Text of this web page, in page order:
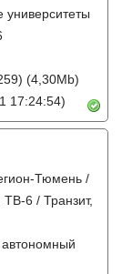
университеты
(4,30Mb)
17:24:54)
Тюмень /
6 / Транзит,